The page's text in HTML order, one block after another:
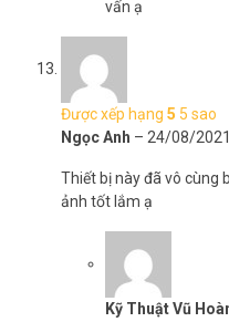
vấn ạ
Được xếp hạng 5 5 sao
Ngọc Anh – 24/08/2021
Thiết bị này đã vô cùng
ảnh tốt lắm ạ
Kỹ Thuật Vũ